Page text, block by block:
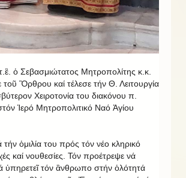
ὁ Σεβασμιώτατος Μητροπολίτης κ.κ.
Ὂρθρου καί τέλεσε τήν Θ. Λειτουργία
Χειροτονία του διακόνου π.
Ἱερό Μητροπολιτικό Ναό Ἁγίου
ὁμιλία του πρός τόν νέο κληρικό
καί νουθεσίες. Τόν προέτρεψε νά
ὑπηρετεῖ τόν ἂνθρωπο στήν ὁλότητά